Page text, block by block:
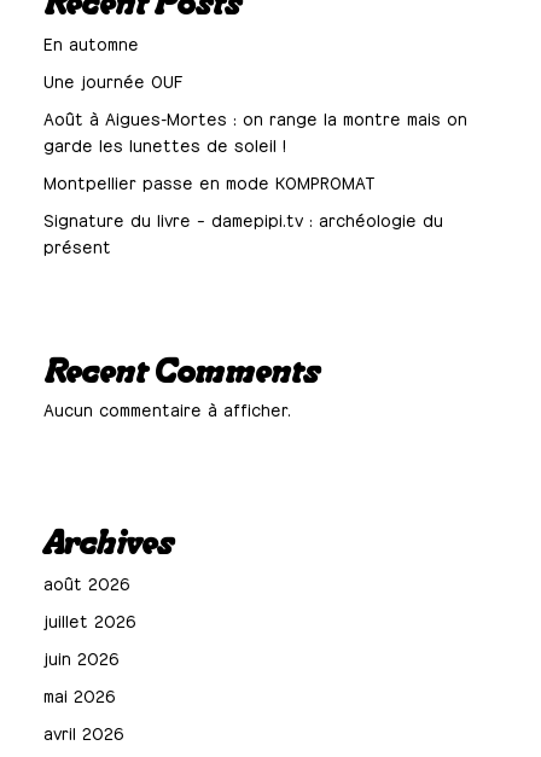
Recent Posts
En automne
Une journée OUF
Août à Aigues-Mortes : on range la montre mais on
garde les lunettes de soleil !
Montpellier passe en mode KOMPROMAT
Signature du livre – damepipi.tv : archéologie du
présent
Recent Comments
Aucun commentaire à afficher.
Archives
août 2026
juillet 2026
juin 2026
mai 2026
avril 2026